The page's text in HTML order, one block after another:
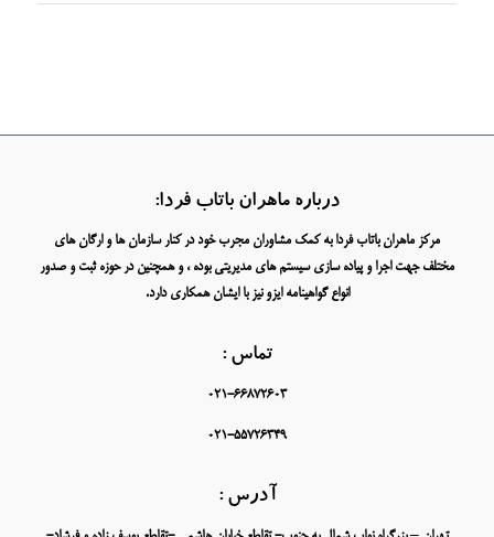
درباره ماهران باتاب فردا:
مرکز ماهران باتاب فردا به کمک مشاوران مجرب خود در کنار سازمان ها و ارگان های
مختلف جهت اجرا و پیاده سازی سیستم های مدیریتی بوده ، و همچنین در حوزه ثبت و صدور
انواع گواهینامه ایزو نیز با ایشان همکاری دارد.
تماس :
021-66872603
021-55726349
آدرس :